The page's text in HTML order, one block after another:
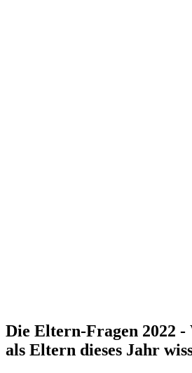
Die Eltern-Fragen 2022 -
als Eltern dieses Jahr